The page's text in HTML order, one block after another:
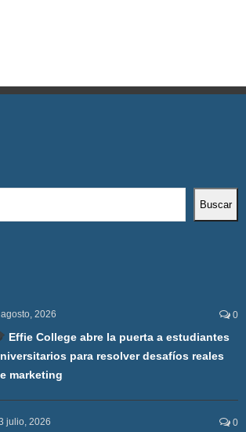
Buscar
2026 0
Effie College abre la puerta a estudiantes
para resolver desafíos reales
marketing
julio, 2026 0